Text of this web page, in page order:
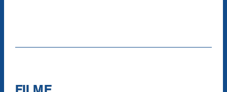
Niemand mag